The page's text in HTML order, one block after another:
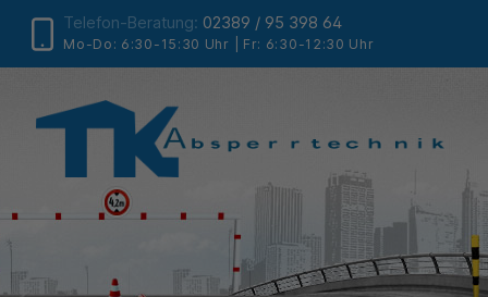
Telefon-Beratung: 02389 / 95 398 64
Mo-Do: 6:30-15:30 Uhr | Fr: 6:30-12:30 Uhr